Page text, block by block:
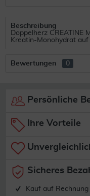
Beschreibung
Doppelherz CREATINE
Kreatin-Monohydrat
Bewertungen 0
Persönliche
Ihre Vorteile
Sicheres
Kauf auf Rechnung